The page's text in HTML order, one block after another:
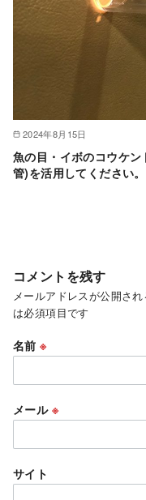
2024年8月15日
魚の目・イボのコウケ
管)を活用してください。
コメントを残す
メールアドレスが公開され
は必須項目です
名前※
メール ※
サイト